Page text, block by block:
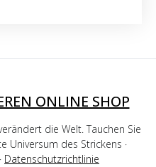
ONLINE SHOP
die Welt. Tauchen Sie
Universum des Strickens ·
· Datenschutzrichtlinie